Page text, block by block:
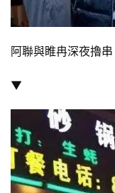
阿聯與睢冉深夜擼串
▼